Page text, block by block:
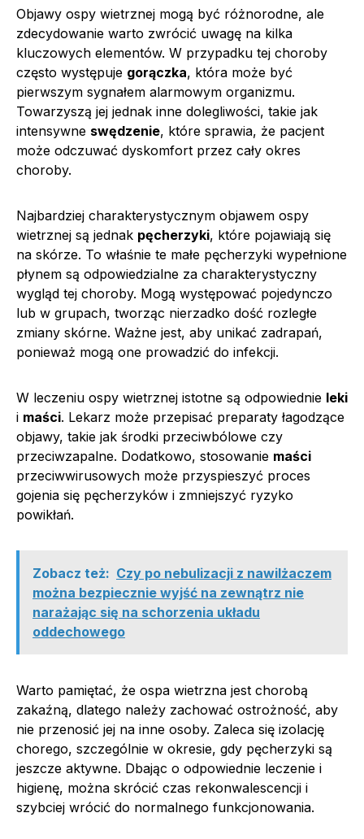
Objawy ospy wietrznej mogą być różnorodne, ale
zdecydowanie warto zwrócić uwagę na kilka
kluczowych elementów. W przypadku tej choroby
często występuje gorączka, która może być
pierwszym sygnałem alarmowym organizmu.
Towarzyszą jej jednak inne dolegliwości, takie jak
intensywne swędzenie, które sprawia, że pacjent
może odczuwać dyskomfort przez cały okres
choroby.
Najbardziej charakterystycznym objawem ospy
wietrznej są jednak pęcherzyki, które pojawiają się
na skórze. To właśnie te małe pęcherzyki wypełnione
płynem są odpowiedzialne za charakterystyczny
wygląd tej choroby. Mogą występować pojedynczo
lub w grupach, tworząc nierzadko dość rozległe
zmiany skórne. Ważne jest, aby unikać zadrapań,
ponieważ mogą one prowadzić do infekcji.
W leczeniu ospy wietrznej istotne są odpowiednie leki
i maści. Lekarz może przepisać preparaty łagodzące
objawy, takie jak środki przeciwbólowe czy
przeciwzapalne. Dodatkowo, stosowanie maści
przeciwwirusowych może przyspieszyć proces
gojenia się pęcherzyków i zmniejszyć ryzyko
powikłań.
Zobacz też: Czy po nebulizacji z nawilżaczem
można bezpiecznie wyjść na zewnątrz nie
narażając się na schorzenia układu
oddechowego
Warto pamiętać, że ospa wietrzna jest chorobą
zakaźną, dlatego należy zachować ostrożność, aby
nie przenosić jej na inne osoby. Zaleca się izolację
chorego, szczególnie w okresie, gdy pęcherzyki są
jeszcze aktywne. Dbając o odpowiednie leczenie i
higienę, można skrócić czas rekonwalescencji i
szybciej wrócić do normalnego funkcjonowania.